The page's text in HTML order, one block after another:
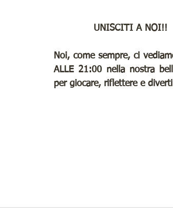
UNISCITI A NOI!!
Noi, come sempre, ci
ALLE 21:00 nella nostra
per giocare, riflettere e